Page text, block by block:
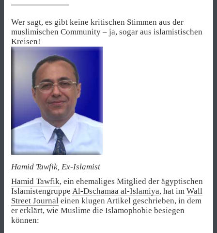
Wer sagt, es gibt keine kritischen Stimmen aus der
muslimischen Community – ja, sogar aus islamistischen
Kreisen!
Hamid Tawfik, Ex-Islamist
Hamid Tawfik, ein ehemaliges Mitglied der ägyptischen
Islamistengruppe Al-Dschamaa al-Islamiya, hat im Wall
Street Journal einen klugen Artikel geschrieben, in dem
er erklärt, wie Muslime die Islamophobie besiegen
können: